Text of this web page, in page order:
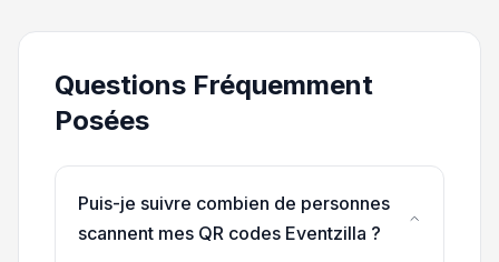
Questions Fréquemment
Posées
Puis-je suivre combien de personnes
scannent mes QR codes Eventzilla ?